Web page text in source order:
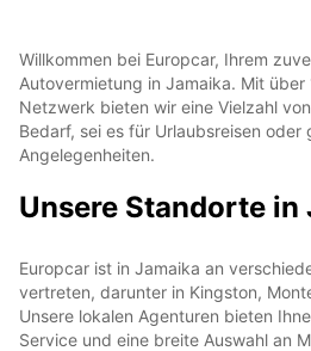
Willkommen bei Europcar, Ihrem
Autovermietung in Jamaika. Mit über
Netzwerk bieten wir eine Vielzahl
Bedarf, sei es für Urlaubsreisen oder
Angelegenheiten.
Unsere Standorte in
Europcar ist in Jamaika an
vertreten, darunter in Kingston,
Unsere lokalen Agenturen bieten
Service und eine breite Auswahl an